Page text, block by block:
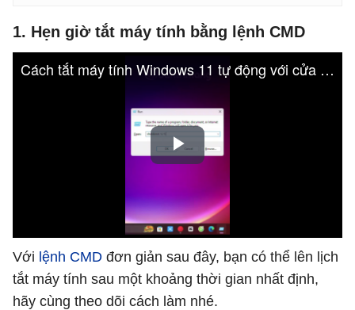
1. Hẹn giờ tắt máy tính bằng lệnh CMD
Với lệnh CMD đơn giản sau đây, bạn có thể lên lịch
tắt máy tính sau một khoảng thời gian nhất định,
hãy cùng theo dõi cách làm nhé.